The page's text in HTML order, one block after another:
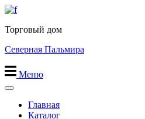
Перейти
содержимому
Торговый дом
Северная Пальмира
Меню
Главная
Каталог